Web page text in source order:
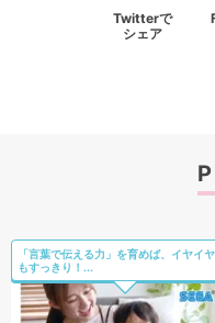
Twitterで
シェア
「言葉で伝える力」を育めば、イヤイ
もすっきり！...